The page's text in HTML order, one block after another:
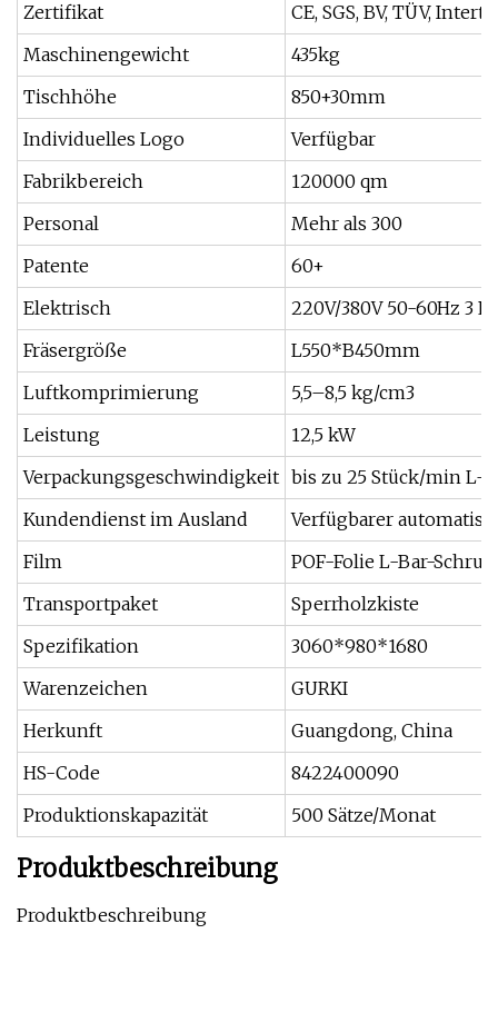
Zertifikat
CE, SGS, BV, TÜV,
Maschinengewicht
435kg
Tischhöhe
850+30mm
Individuelles Logo
Verfügbar
Fabrikbereich
120000 qm
Personal
Mehr als 300
Patente
60+
Elektrisch
220V/380V 50-60Hz 3
Fräsergröße
L550*B450mm
Luftkomprimierung
5,5–8,5 kg/cm3
Leistung
12,5 kW
Verpackungsgeschwindigkeit bis zu 25 Stück/min L-
Kundendienst im Ausland
Verfügbarer
Film
POF-Folie L-Bar-
Transportpaket
Sperrholzkiste
Spezifikation
3060*980*1680
Warenzeichen
GURKI
Herkunft
Guangdong, China
HS-Code
8422400090
Produktionskapazität
500 Sätze/Monat
Produktbeschreibung
Produktbeschreibung